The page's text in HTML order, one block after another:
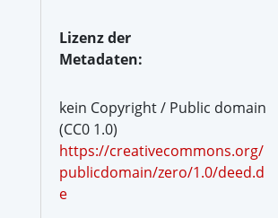
Lizenz der
Metadaten:
kein Copyright / Public domain
(CC0 1.0)
https://creativecommons.org/
publicdomain/zero/1.0/deed.d
e